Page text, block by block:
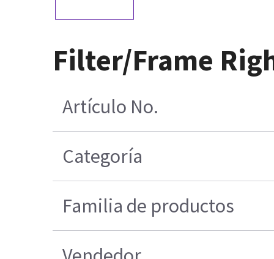
Filter/Frame
Artículo No.
Categoría
Familia de productos